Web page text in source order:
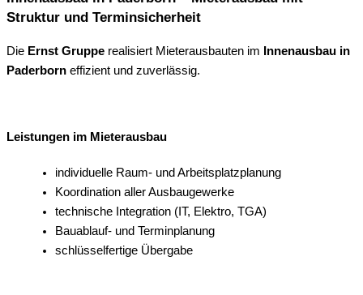
Struktur und Terminsicherheit
Die Ernst Gruppe realisiert Mieterausbauten im
Innenausbau in
Paderborn effizient und zuverlässig.
Leistungen im Mieterausbau
individuelle Raum- und Arbeitsplatzplanung
Koordination aller Ausbaugewerke
technische Integration (IT, Elektro, TGA)
Bauablauf- und Terminplanung
schlüsselfertige Übergabe